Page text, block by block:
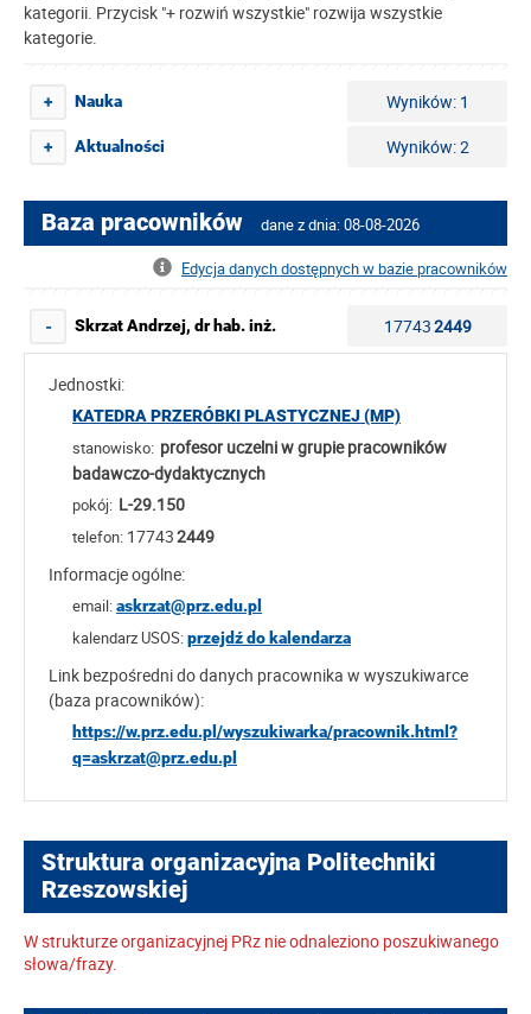
kategorii. Przycisk "+ rozwiń wszystkie" rozwija wszystkie
kategorie.
+ Nauka Wyników: 1
+ Aktualności Wyników: 2
Baza pracowników dane z dnia: 08-08-2026
Edycja danych dostępnych w bazie pracowników
- Skrzat Andrzej, dr hab. inż. 177432449
Jednostki:
KATEDRA PRZERÓBKI PLASTYCZNEJ (MP)
stanowisko: profesor uczelni w grupie pracowników
badawczo-dydaktycznych
pokój: L-29.150
telefon: 177432449
Informacje ogólne:
email:askrzat@prz.edu.pl
kalendarz USOS:przejdź do kalendarza
Link bezpośredni do danych pracownika w wyszukiwarce
(baza pracowników):
https://w.prz.edu.pl/wyszukiwarka/pracownik.html?
q=askrzat@prz.edu.pl
Struktura organizacyjna Politechniki
Rzeszowskiej
W strukturze organizacyjnej PRz nie odnaleziono poszukiwanego
słowa/frazy.